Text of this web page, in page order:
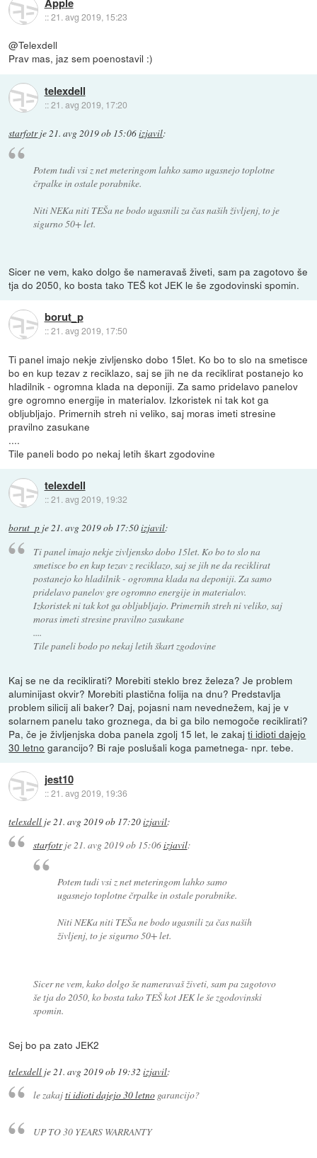
::21. avg 2019, 15:23
@Telexdell
Prav mas, jaz sem poenostavil :)
telexdell
::21. avg 2019, 17:20
starfotrje 21. avg 2019 ob 15:06izjavil:
Potem tudi vsi z net meteringom lahko samo ugasnejo toplotne
črpalke in ostale porabnike.
Niti NEKa niti TEŠa ne bodo ugasnili za čas naših življenj, to je
sigurno 50+ let.
Sicer ne vem, kako dolgo še nameravaš živeti, sam pa zagotovo še
tja do 2050, ko bosta tako TEŠ kot JEK le še zgodovinski spomin.
borut_p
::21. avg 2019, 17:50
Ti panel imajo nekje zivljensko dobo 15let. Ko bo to slo na smetisce
bo en kup tezav z reciklazo, saj se jih ne da reciklirat postanejo ko
hladilnik - ogromna klada na deponiji. Za samo pridelavo panelov
gre ogromno energije in materialov. Izkoristek ni tak kot ga
obljubljajo. Primernih streh ni veliko, saj moras imeti stresine
pravilno zasukane
....
Tile paneli bodo po nekaj letih škart zgodovine
telexdell
::21. avg 2019, 19:32
borut_p je21. avg 2019 ob 17:50izjavil:
Ti panel imajo nekje zivljensko dobo 15let. Ko bo to slo na
smetisce bo en kup tezav z reciklazo, saj se jih ne da reciklirat
postanejo ko hladilnik - ogromna klada na deponiji. Za samo
pridelavo panelov gre ogromno energije in materialov.
Izkoristek ni tak kot ga obljubljajo. Primernih streh ni veliko, saj
moras imeti stresine pravilno zasukane
....
Tile paneli bodo po nekaj letih škart zgodovine
Kaj se ne da reciklirati? Morebiti steklo brez železa? Je problem
aluminijast okvir? Morebiti plastična folija na dnu? Predstavlja
problem silicij ali baker? Daj, pojasni nam nevednežem, kaj je v
solarnem panelu tako groznega, da bi ga bilo nemogoče reciklirati?
Pa, če je življenjska doba panela zgolj 15 let, le zakajti idioti dajejo
30 letno garancijo? Bi raje poslušali koga pametnega- npr. tebe.
jest10
::21. avg 2019, 19:36
telexdell je21. avg 2019 ob 17:20izjavil:
starfotrje21. avg 2019 ob 15:06izjavil:
Potem tudi vsi z net meteringom lahko samo
ugasnejo toplotne črpalke in ostale porabnike.
Niti NEKa niti TEŠa ne bodo ugasnili za čas naših
življenj, to je sigurno 50+ let.
Sicer ne vem, kako dolgo še nameravaš živeti, sam pa zagotovo
še tja do 2050, ko bosta tako TEŠ kot JEK le še zgodovinski
spomin.
Sej bo pa zato JEK2
telexdell je21. avg 2019 ob 19:32 izjavil:
le zakajti idioti dajejo 30 letnogarancijo?
UP TO 30 YEARS WARRANTY